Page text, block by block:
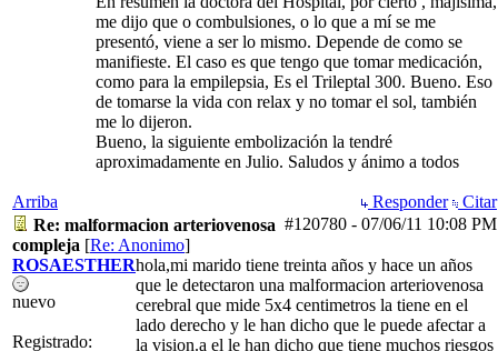
me dijo que o combulsiones, o lo que a mí se me
presentó, viene a ser lo mismo. Depende de como se
manifieste. El caso es que tengo que tomar medicación,
como para la empilepsia, Es el Trileptal 300. Bueno. Eso
de tomarse la vida con relax y no tomar el sol, también
me lo dijeron.
Bueno, la siguiente embolización la tendré
aproximadamente en Julio. Saludos y ánimo a todos
Arriba Responder
Citar
#120780 - 07/06/11 10:08 PM
Re: malformacion arteriovenosa
compleja [Re: Anonimo]
ROSAESTHER
nuevo
Registrado:
hola,mi marido tiene treinta años y hace un años
que le detectaron una malformacion arteriovenosa
cerebral que mide 5x4 centimetros la tiene en el
lado derecho y le han dicho que le puede afectar a
la vision.a el le han dicho que tiene muchos riesgos